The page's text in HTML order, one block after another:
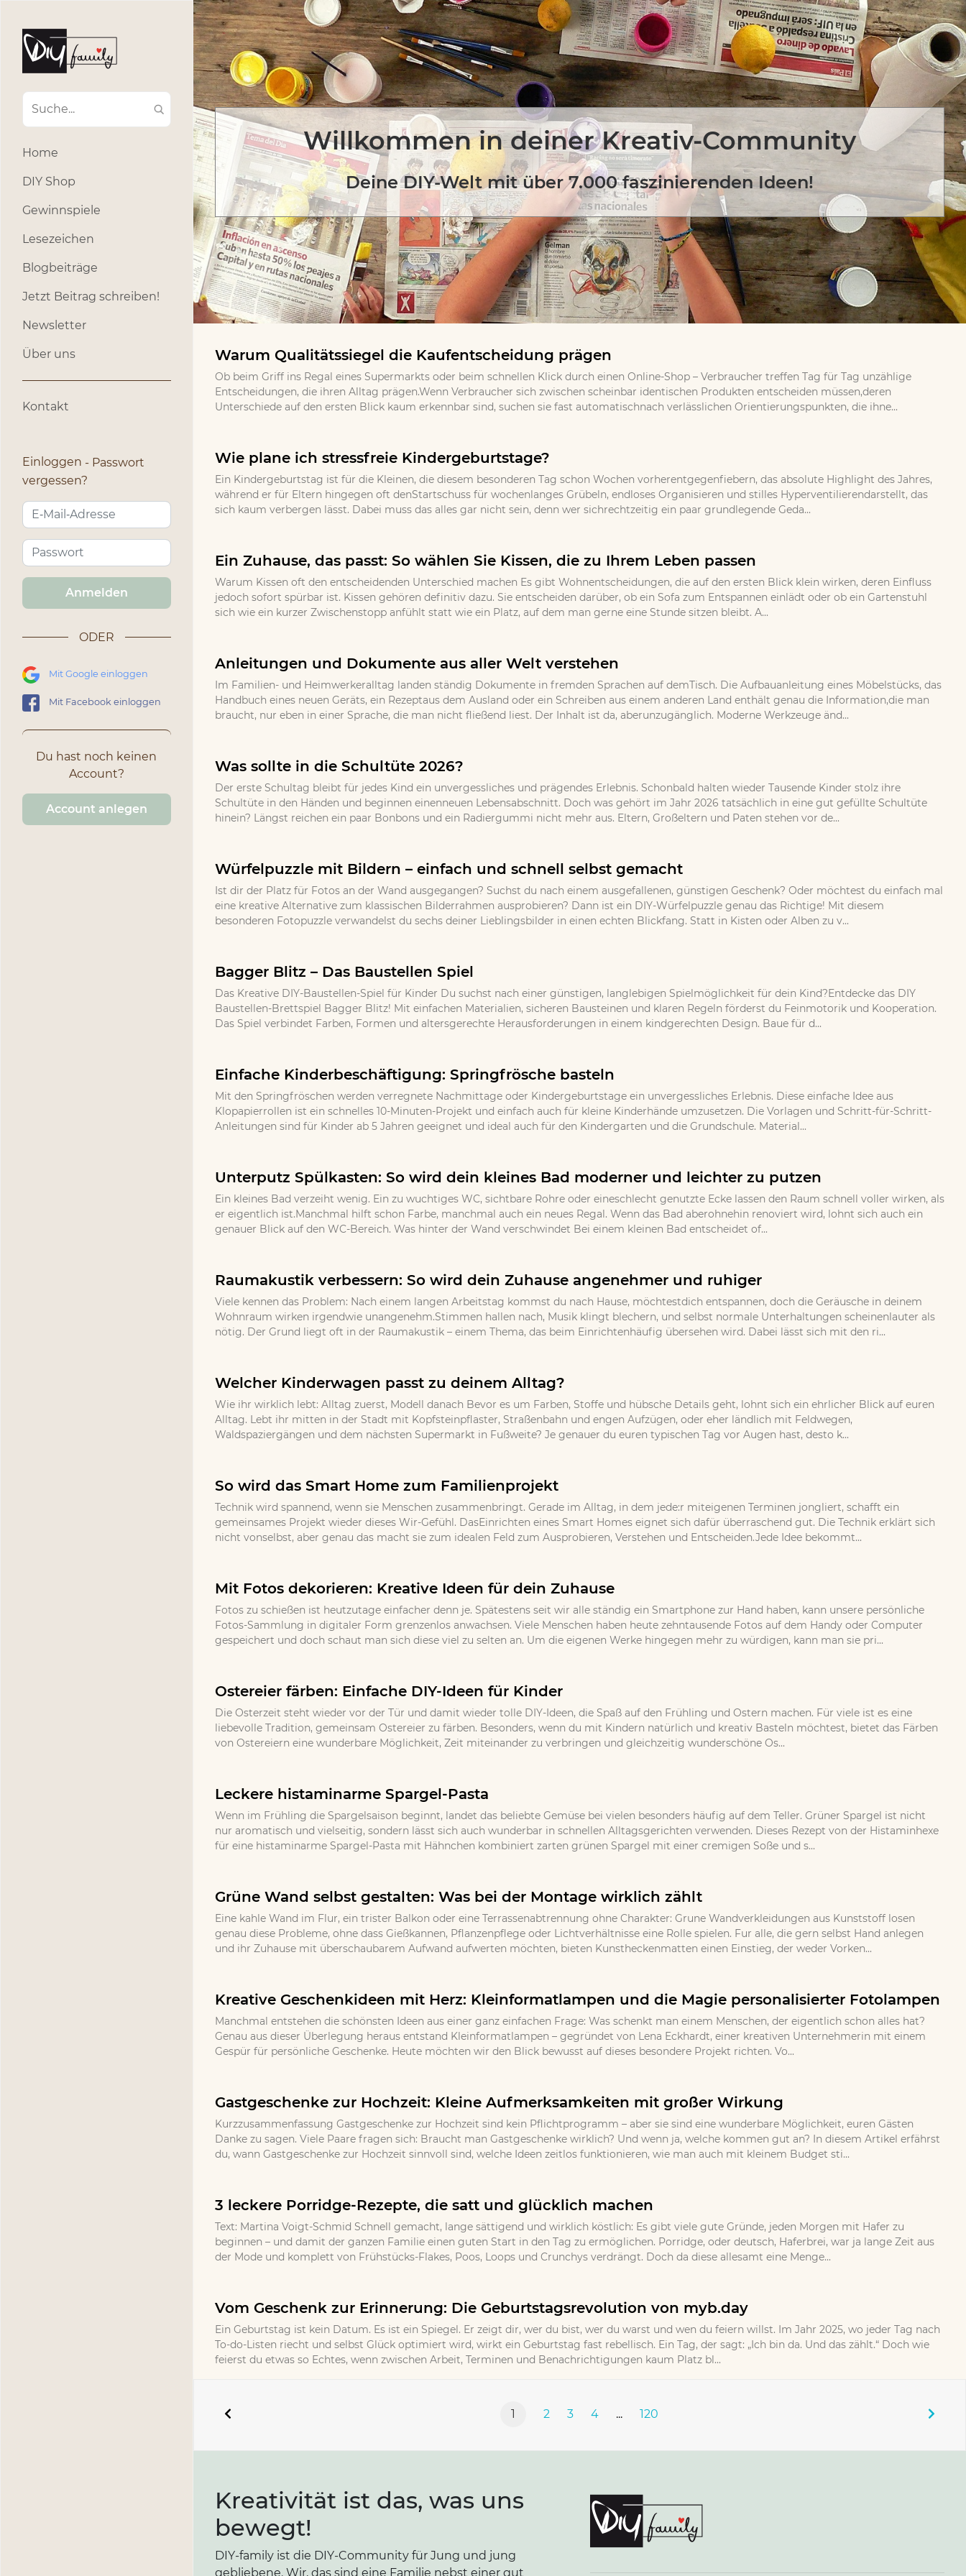
Home
DIY Shop
Gewinnspiele
Lesezeichen
Blogbeiträge
Jetzt Beitrag schreiben!
Newsletter
Über uns
Kontakt
Einloggen
Passwort
vergessen?
Anmelden
ODER
Mit Google einloggen
Mit Facebook einloggen
Du hast noch keinen
Account?
Account anlegen
Willkommen in deiner Kreativ-Community
Deine DIY-Welt mit über 7.000 faszinierenden Ideen!
Warum Qualitätssiegel die Kaufentscheidung prägen
Ob beim Griff ins Regal eines Supermarkts oder beim schnellen Klick durch einen Online-Shop – Verbraucher treffen Tag für Tag unzählige
Entscheidungen, die ihren Alltag prägen.Wenn Verbraucher sich zwischen scheinbar identischen Produkten entscheiden müssen,deren
Unterschiede auf den ersten Blick kaum erkennbar sind, suchen sie fast automatischnach verlässlichen Orientierungspunkten, die ihne...
Wie plane ich stressfreie Kindergeburtstage?
Ein Kindergeburtstag ist für die Kleinen, die diesem besonderen Tag schon Wochen vorherentgegenfiebern, das absolute Highlight des Jahres,
während er für Eltern hingegen oft denStartschuss für wochenlanges Grübeln, endloses Organisieren und stilles Hyperventilierendarstellt, das
sich kaum verbergen lässt. Dabei muss das alles gar nicht sein, denn wer sichrechtzeitig ein paar grundlegende Geda...
Ein Zuhause, das passt: So wählen Sie Kissen, die zu Ihrem Leben passen
Warum Kissen oft den entscheidenden Unterschied machen Es gibt Wohnentscheidungen, die auf den ersten Blick klein wirken, deren Einfluss
jedoch sofort spürbar ist. Kissen gehören definitiv dazu. Sie entscheiden darüber, ob ein Sofa zum Entspannen einlädt oder ob ein Gartenstuhl
sich wie ein kurzer Zwischenstopp anfühlt statt wie ein Platz, auf dem man gerne eine Stunde sitzen bleibt. A...
Anleitungen und Dokumente aus aller Welt verstehen
Im Familien- und Heimwerkeralltag landen ständig Dokumente in fremden Sprachen auf demTisch. Die Aufbauanleitung eines Möbelstücks, das
Handbuch eines neuen Geräts, ein Rezeptaus dem Ausland oder ein Schreiben aus einem anderen Land enthält genau die Information,die man
braucht, nur eben in einer Sprache, die man nicht fließend liest. Der Inhalt ist da, aberunzugänglich. Moderne Werkzeuge änd...
Was sollte in die Schultüte 2026?
Der erste Schultag bleibt für jedes Kind ein unvergessliches und prägendes Erlebnis. Schonbald halten wieder Tausende Kinder stolz ihre
Schultüte in den Händen und beginnen einenneuen Lebensabschnitt. Doch was gehört im Jahr 2026 tatsächlich in eine gut gefüllte Schultüte
hinein? Längst reichen ein paar Bonbons und ein Radiergummi nicht mehr aus. Eltern, Großeltern und Paten stehen vor de...
Würfelpuzzle mit Bildern – einfach und schnell selbst gemacht
Ist dir der Platz für Fotos an der Wand ausgegangen? Suchst du nach einem ausgefallenen, günstigen Geschenk? Oder möchtest du einfach mal
eine kreative Alternative zum klassischen Bilderrahmen ausprobieren? Dann ist ein DIY-Würfelpuzzle genau das Richtige! Mit diesem
besonderen Fotopuzzle verwandelst du sechs deiner Lieblingsbilder in einen echten Blickfang. Statt in Kisten oder Alben zu v...
Bagger Blitz – Das Baustellen Spiel
Das Kreative DIY-Baustellen-Spiel für Kinder Du suchst nach einer günstigen, langlebigen Spielmöglichkeit für dein Kind?Entdecke das DIY
Baustellen-Brettspiel Bagger Blitz! Mit einfachen Materialien, sicheren Bausteinen und klaren Regeln förderst du Feinmotorik und Kooperation.
Das Spiel verbindet Farben, Formen und altersgerechte Herausforderungen in einem kindgerechten Design. Baue für d...
Einfache Kinderbeschäftigung: Springfrösche basteln
Mit den Springfröschen werden verregnete Nachmittage oder Kindergeburtstage ein unvergessliches Erlebnis. Diese einfache Idee aus
Klopapierrollen ist ein schnelles 10-Minuten-Projekt und einfach auch für kleine Kinderhände umzusetzen. Die Vorlagen und Schritt-für-Schritt-
Anleitungen sind für Kinder ab 5 Jahren geeignet und ideal auch für den Kindergarten und die Grundschule. Material...
Unterputz Spülkasten: So wird dein kleines Bad moderner und leichter zu putzen
Ein kleines Bad verzeiht wenig. Ein zu wuchtiges WC, sichtbare Rohre oder eineschlecht genutzte Ecke lassen den Raum schnell voller wirken, als
er eigentlich ist.Manchmal hilft schon Farbe, manchmal auch ein neues Regal. Wenn das Bad aberohnehin renoviert wird, lohnt sich auch ein
genauer Blick auf den WC-Bereich. Was hinter der Wand verschwindet Bei einem kleinen Bad entscheidet of...
Raumakustik verbessern: So wird dein Zuhause angenehmer und ruhiger
Viele kennen das Problem: Nach einem langen Arbeitstag kommst du nach Hause, möchtestdich entspannen, doch die Geräusche in deinem
Wohnraum wirken irgendwie unangenehm.Stimmen hallen nach, Musik klingt blechern, und selbst normale Unterhaltungen scheinenlauter als
nötig. Der Grund liegt oft in der Raumakustik – einem Thema, das beim Einrichtenhäufig übersehen wird. Dabei lässt sich mit den ri...
Welcher Kinderwagen passt zu deinem Alltag?
Wie ihr wirklich lebt: Alltag zuerst, Modell danach Bevor es um Farben, Stoffe und hübsche Details geht, lohnt sich ein ehrlicher Blick auf euren
Alltag. Lebt ihr mitten in der Stadt mit Kopfsteinpflaster, Straßenbahn und engen Aufzügen, oder eher ländlich mit Feldwegen,
Waldspaziergängen und dem nächsten Supermarkt in Fußweite? Je genauer du euren typischen Tag vor Augen hast, desto k...
So wird das Smart Home zum Familienprojekt
Technik wird spannend, wenn sie Menschen zusammenbringt. Gerade im Alltag, in dem jede:r miteigenen Terminen jongliert, schafft ein
gemeinsames Projekt wieder dieses Wir-Gefühl. DasEinrichten eines Smart Homes eignet sich dafür überraschend gut. Die Technik erklärt sich
nicht vonselbst, aber genau das macht sie zum idealen Feld zum Ausprobieren, Verstehen und Entscheiden.Jede Idee bekommt...
Mit Fotos dekorieren: Kreative Ideen für dein Zuhause
Fotos zu schießen ist heutzutage einfacher denn je. Spätestens seit wir alle ständig ein Smartphone zur Hand haben, kann unsere persönliche
Fotos-Sammlung in digitaler Form grenzenlos anwachsen. Viele Menschen haben heute zehntausende Fotos auf dem Handy oder Computer
gespeichert und doch schaut man sich diese viel zu selten an. Um die eigenen Werke hingegen mehr zu würdigen, kann man sie pri...
Ostereier färben: Einfache DIY-Ideen für Kinder
Die Osterzeit steht wieder vor der Tür und damit wieder tolle DIY-Ideen, die Spaß auf den Frühling und Ostern machen. Für viele ist es eine
liebevolle Tradition, gemeinsam Ostereier zu färben. Besonders, wenn du mit Kindern natürlich und kreativ Basteln möchtest, bietet das Färben
von Ostereiern eine wunderbare Möglichkeit, Zeit miteinander zu verbringen und gleichzeitig wunderschöne Os...
Leckere histaminarme Spargel-Pasta
Wenn im Frühling die Spargelsaison beginnt, landet das beliebte Gemüse bei vielen besonders häufig auf dem Teller. Grüner Spargel ist nicht
nur aromatisch und vielseitig, sondern lässt sich auch wunderbar in schnellen Alltagsgerichten verwenden. Dieses Rezept von der Histaminhexe
für eine histaminarme Spargel-Pasta mit Hähnchen kombiniert zarten grünen Spargel mit einer cremigen Soße und s...
Grüne Wand selbst gestalten: Was bei der Montage wirklich zählt
Eine kahle Wand im Flur, ein trister Balkon oder eine Terrassenabtrennung ohne Charakter: Grune Wandverkleidungen aus Kunststoff losen
genau diese Probleme, ohne dass Gießkannen, Pflanzenpflege oder Lichtverhältnisse eine Rolle spielen. Fur alle, die gern selbst Hand anlegen
und ihr Zuhause mit überschaubarem Aufwand aufwerten möchten, bieten Kunstheckenmatten einen Einstieg, der weder Vorken...
Kreative Geschenkideen mit Herz: Kleinformatlampen und die Magie personalisierter Fotolampen
Manchmal entstehen die schönsten Ideen aus einer ganz einfachen Frage: Was schenkt man einem Menschen, der eigentlich schon alles hat?
Genau aus dieser Überlegung heraus entstand Kleinformatlampen – gegründet von Lena Eckhardt, einer kreativen Unternehmerin mit einem
Gespür für persönliche Geschenke. Heute möchten wir den Blick bewusst auf dieses besondere Projekt richten. Vo...
Gastgeschenke zur Hochzeit: Kleine Aufmerksamkeiten mit großer Wirkung
Kurzzusammenfassung Gastgeschenke zur Hochzeit sind kein Pflichtprogramm – aber sie sind eine wunderbare Möglichkeit, euren Gästen
Danke zu sagen. Viele Paare fragen sich: Braucht man Gastgeschenke wirklich? Und wenn ja, welche kommen gut an? In diesem Artikel erfährst
du, wann Gastgeschenke zur Hochzeit sinnvoll sind, welche Ideen zeitlos funktionieren, wie man auch mit kleinem Budget sti...
3 leckere Porridge-Rezepte, die satt und glücklich machen
Text: Martina Voigt-Schmid Schnell gemacht, lange sättigend und wirklich köstlich: Es gibt viele gute Gründe, jeden Morgen mit Hafer zu
beginnen – und damit der ganzen Familie einen guten Start in den Tag zu ermöglichen. Porridge, oder deutsch, Haferbrei, war ja lange Zeit aus
der Mode und komplett von Frühstücks-Flakes, Poos, Loops und Crunchys verdrängt. Doch da diese allesamt eine Menge...
Vom Geschenk zur Erinnerung: Die Geburtstagsrevolution von myb.day
Ein Geburtstag ist kein Datum. Es ist ein Spiegel. Er zeigt dir, wer du bist, wer du warst und wen du feiern willst. Im Jahr 2025, wo jeder Tag nach
To-do-Listen riecht und selbst Glück optimiert wird, wirkt ein Geburtstag fast rebellisch. Ein Tag, der sagt: „Ich bin da. Und das zählt.“ Doch wie
feierst du etwas so Echtes, wenn zwischen Arbeit, Terminen und Benachrichtigungen kaum Platz bl...
1 2 3 4 ... 120
Kreativität ist das, was uns
bewegt!
DIY-family ist die DIY-Community für Jung und jung
gebliebene. Wir, das sind eine Familie nebst einer gut